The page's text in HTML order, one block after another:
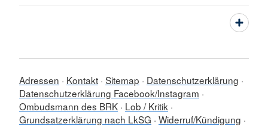
Adressen Kontakt Sitemap
Datenschutzerklärung
Datenschutzerklärung Facebook/Instagram
Ombudsmann des BRK Lob / Kritik
Grundsatzerklärung nach LkSG Widerruf/Kündigung